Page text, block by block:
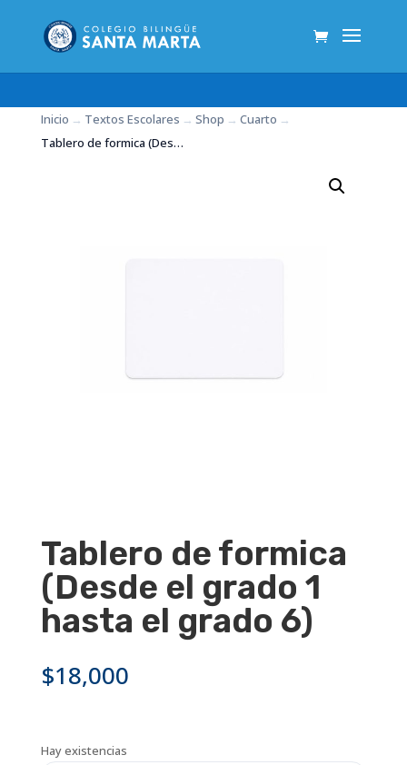
Inicio → Textos Escolares → Shop → Cuarto →
Tablero de formica (Desde el grado 1 hasta el grado 6)
Tablero de formica
(Desde el grado 1
hasta el grado 6)
$18,000
Hay existencias